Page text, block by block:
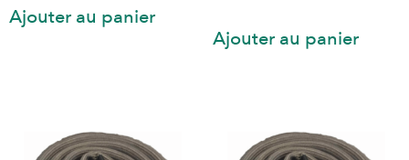
Ajouter au panier
Ajouter au panier